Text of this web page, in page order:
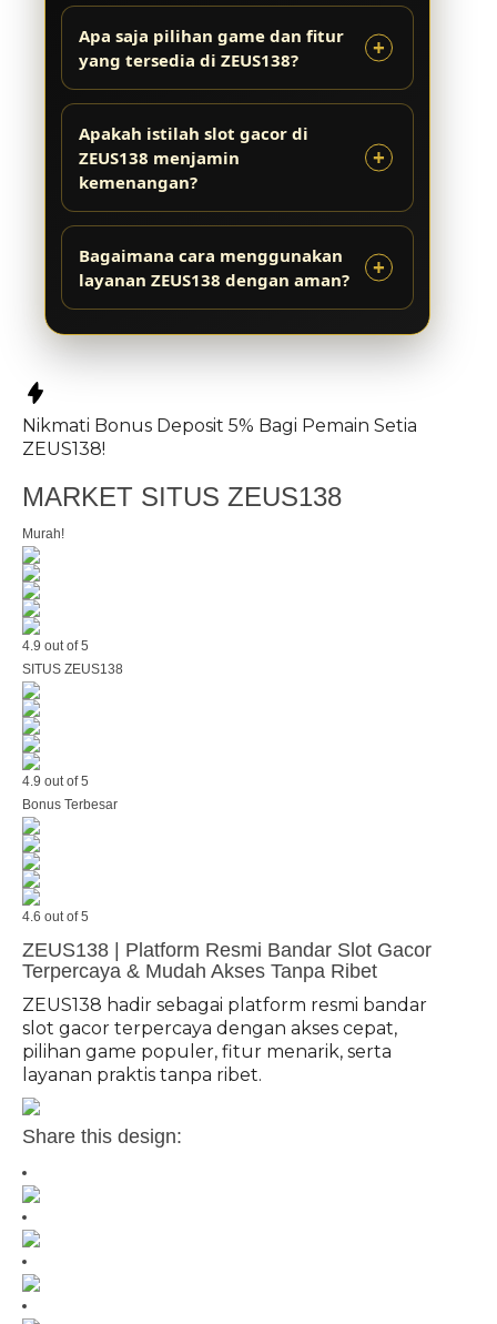
Apa saja pilihan game dan fitur
yang tersedia di ZEUS138?
Apakah istilah slot gacor di
ZEUS138 menjamin
kemenangan?
Bagaimana cara menggunakan
layanan ZEUS138 dengan aman?
Nikmati Bonus Deposit 5% Bagi Pemain Setia
ZEUS138!
MARKET SITUS ZEUS138
Murah!
4.9 out of 5
SITUS ZEUS138
4.9 out of 5
Bonus Terbesar
4.6 out of 5
ZEUS138 | Platform Resmi Bandar Slot Gacor
Terpercaya & Mudah Akses Tanpa Ribet
ZEUS138 hadir sebagai platform resmi bandar
slot gacor terpercaya dengan akses cepat,
pilihan game populer, fitur menarik, serta
layanan praktis tanpa ribet.
Share this design: